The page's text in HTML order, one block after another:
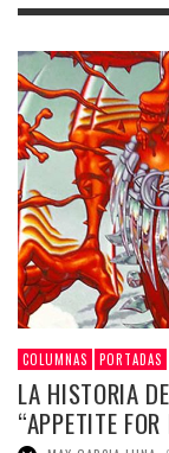
COLUMNAS PORTADAS
LA HISTORIA
“APPETITE